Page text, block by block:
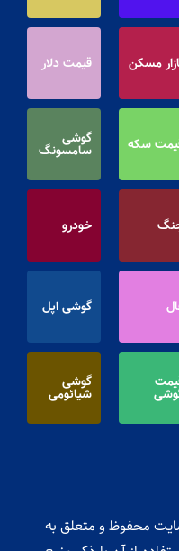
مسکن قیمت دلار
سکه گوشی
سامسونگ
خودرو
گوشی اپل
گوشی
شیائومی
محفوظ و متعلق به